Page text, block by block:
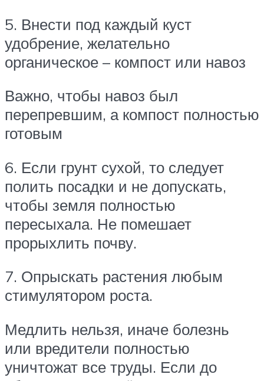
5. Внести под каждый куст
удобрение, желательно
органическое – компост или навоз
Важно, чтобы навоз был
перепревшим, а компост полностью
готовым
6. Если грунт сухой, то следует
полить посадки и не допускать,
чтобы земля полностью
пересыхала. Не помешает
прорыхлить почву.
7. Опрыскать растения любым
стимулятором роста.
Медлить нельзя, иначе болезнь
или вредители полностью
уничтожат все труды. Если до